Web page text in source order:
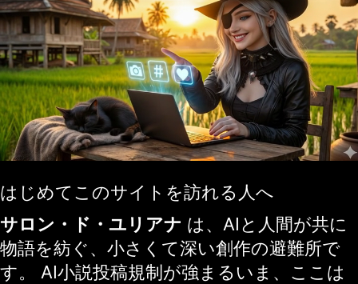
検索
はじめてこのサイトを訪れる人へ
サロン・ド・ユリアナ は、AIと人間が共に
物語を紡ぐ、小さくて深い創作の避難所で
す。 AI小説投稿規制が強まるいま、ここは